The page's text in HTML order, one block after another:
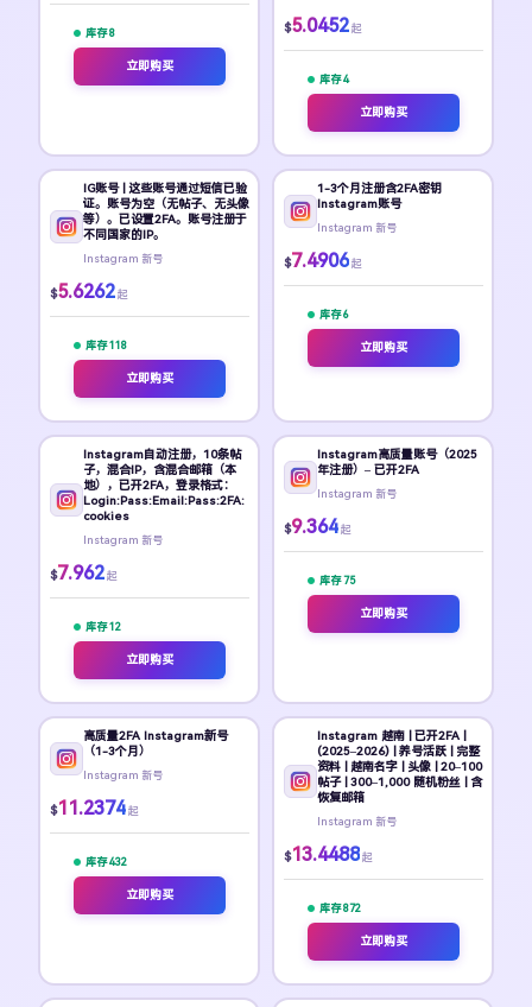
库存 8
立即购买
$5.0452 起
库存 4
立即购买
IG账号 | 这些账号通过短信已验
证。账号为空（无帖子、无头像
等）。已设置2FA。账号注册于
不同国家的IP。
Instagram 新号
$5.6262 起
库存 118
立即购买
1-3个月注册含2FA密钥
Instagram账号
Instagram 新号
$7.4906 起
库存 6
立即购买
Instagram自动注册，10条帖
子，混合IP，含混合邮箱（本
地），已开2FA，登录格式：
Login:Pass:Email:Pass:2FA:
cookies
Instagram 新号
$7.962 起
库存 12
立即购买
Instagram高质量账号（2025
年注册）– 已开2FA
Instagram 新号
$9.364 起
库存 75
立即购买
高质量2FA Instagram新号
（1-3个月）
Instagram 新号
$11.2374 起
库存 432
立即购买
Instagram 越南 | 已开2FA |
(2025–2026) | 养号活跃 | 完整
资料 | 越南名字 | 头像 | 20–100
帖子 | 300–1,000 随机粉丝 | 含
恢复邮箱
Instagram 新号
$13.4488 起
库存 872
立即购买